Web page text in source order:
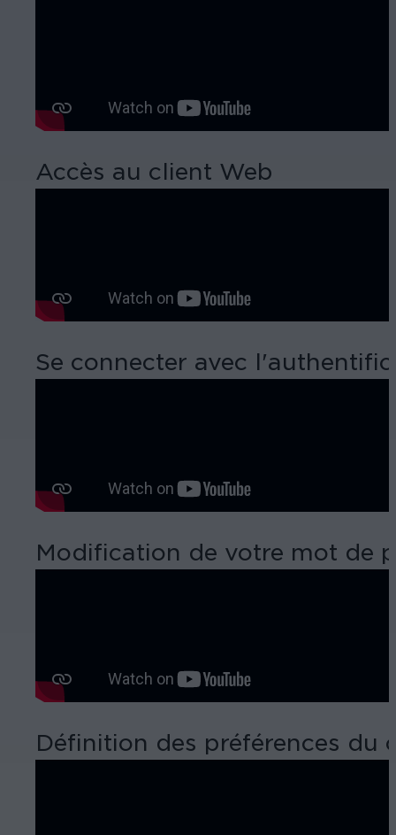
Accès au client Web
Se connecter avec
Modification de votre mot de
Définition des préférences du